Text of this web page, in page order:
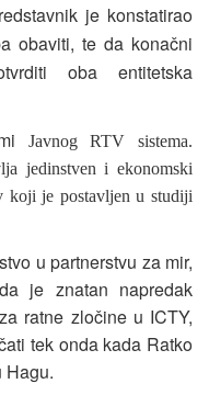
je konstatirao
obaviti, te da konačni
oba entitetska
Javnog RTV sistema.
jedinstven i ekonomski
koji je postavljen u studiji
u partnerstvu za mir,
je znatan napredak
ratne zločine u ICTY,
tek onda kada Ratko
Hagu.